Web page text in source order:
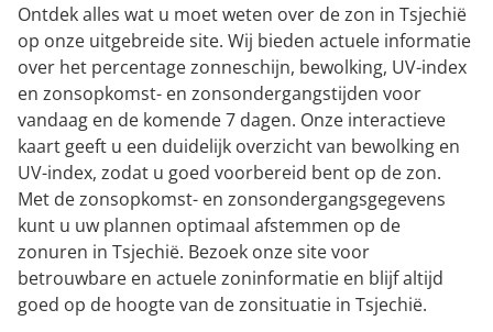
Ontdek alles wat u moet weten over de zon in Tsjechië
op onze uitgebreide site. Wij bieden actuele informatie
over het percentage zonneschijn, bewolking, UV-index
en zonsopkomst- en zonsondergangstijden voor
vandaag en de komende 7 dagen. Onze interactieve
kaart geeft u een duidelijk overzicht van bewolking en
UV-index, zodat u goed voorbereid bent op de zon.
Met de zonsopkomst- en zonsondergangsgegevens
kunt u uw plannen optimaal afstemmen op de
zonuren in Tsjechië. Bezoek onze site voor
betrouwbare en actuele zoninformatie en blijf altijd
goed op de hoogte van de zonsituatie in Tsjechië.